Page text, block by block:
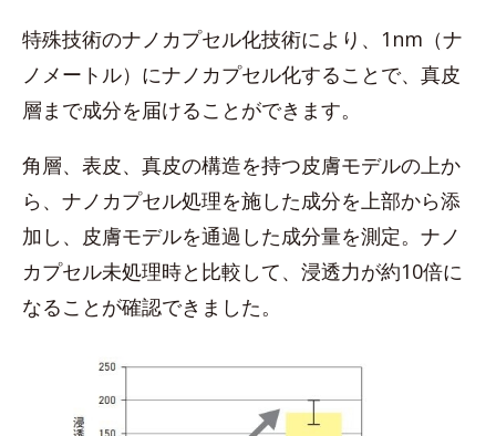
特殊技術のナノカプセル化技術により、1nm（ナ
ノメートル）にナノカプセル化することで、真皮
層まで成分を届けることができます。
角層、表皮、真皮の構造を持つ皮膚モデルの上か
ら、ナノカプセル処理を施した成分を上部から添
加し、皮膚モデルを通過した成分量を測定。ナノ
カプセル未処理時と比較して、浸透力が約10倍に
なることが確認できました。